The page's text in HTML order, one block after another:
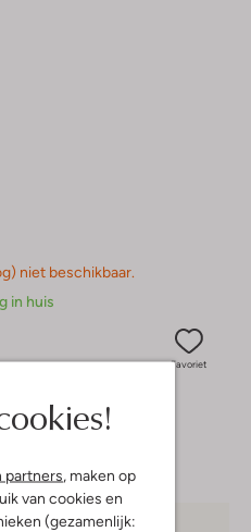
partners, maken op
van cookies en
(gezamenlijk:
niet beschikbaar.
in huis
Favoriet
37 boutiques